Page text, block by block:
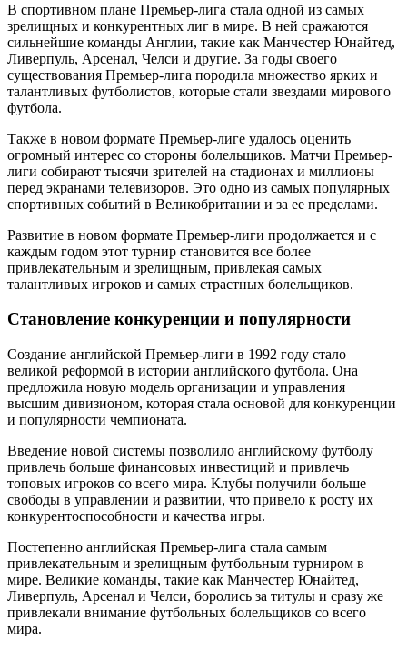
В спортивном плане Премьер-лига стала одной из самых
зрелищных и конкурентных лиг в мире. В ней сражаются
сильнейшие команды Англии, такие как Манчестер Юнайтед,
Ливерпуль, Арсенал, Челси и другие. За годы своего
существования Премьер-лига породила множество ярких и
талантливых футболистов, которые стали звездами мирового
футбола.
Также в новом формате Премьер-лиге удалось оценить
огромный интерес со стороны болельщиков. Матчи Премьер-
лиги собирают тысячи зрителей на стадионах и миллионы
перед экранами телевизоров. Это одно из самых популярных
спортивных событий в Великобритании и за ее пределами.
Развитие в новом формате Премьер-лиги продолжается и с
каждым годом этот турнир становится все более
привлекательным и зрелищным, привлекая самых
талантливых игроков и самых страстных болельщиков.
Становление конкуренции и популярности
Создание английской Премьер-лиги в 1992 году стало
великой реформой в истории английского футбола. Она
предложила новую модель организации и управления
высшим дивизионом, которая стала основой для конкуренции
и популярности чемпионата.
Введение новой системы позволило английскому футболу
привлечь больше финансовых инвестиций и привлечь
топовых игроков со всего мира. Клубы получили больше
свободы в управлении и развитии, что привело к росту их
конкурентоспособности и качества игры.
Постепенно английская Премьер-лига стала самым
привлекательным и зрелищным футбольным турниром в
мире. Великие команды, такие как Манчестер Юнайтед,
Ливерпуль, Арсенал и Челси, боролись за титулы и сразу же
привлекали внимание футбольных болельщиков со всего
мира.